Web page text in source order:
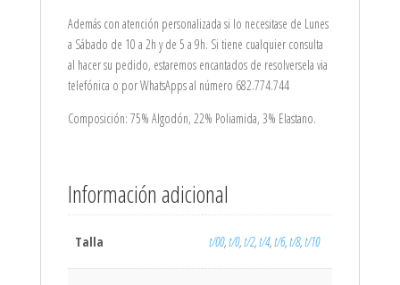
Además con atención personalizada si lo necesitase de Lunes
a Sábado de 10 a 2h y de 5 a 9h. Si tiene cualquier consulta
al hacer su pedido, estaremos encantados de resolversela via
telefónica o por WhatsApps al número 682.774.744
Composición: 75% Algodón, 22% Poliamida, 3% Elastano.
Información adicional
Talla t/00,t/0,t/2,t/4,t/6,t/8,t/10